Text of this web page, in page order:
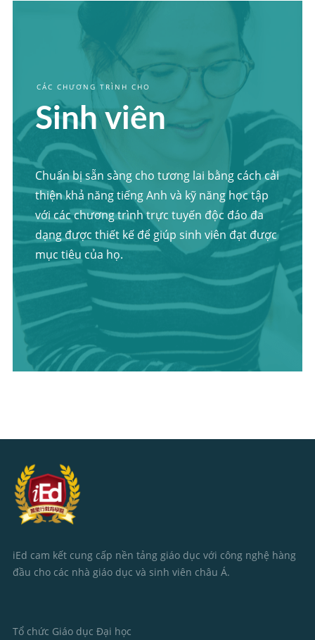
CÁC CHƯƠNG TRÌNH CHO
Sinh viên
Chuẩn bị sẵn sàng cho tương lai bằng cách cải
thiện khả năng tiếng Anh và kỹ năng học tập
với các chương trình trực tuyến độc đáo đa
dạng được thiết kế để giúp sinh viên đạt được
mục tiêu của họ.
iEd cam kết cung cấp nền tảng giáo dục với công nghệ hàng
đầu cho các nhà giáo dục và sinh viên châu Á.
Tổ chức Giáo dục Đại học